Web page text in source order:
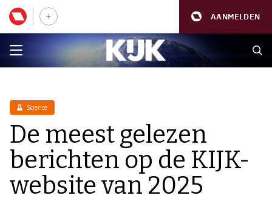
AANMELDEN
Science
De meest gelezen
berichten op de KIJK-
website van 2025